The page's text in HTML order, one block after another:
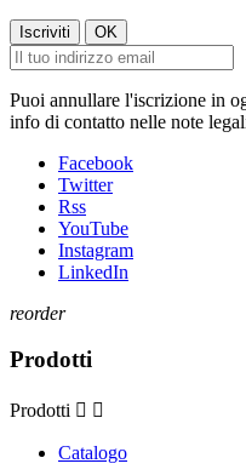
Puoi annullare l'iscrizione in
info di contatto nelle note
Facebook
Twitter
Rss
YouTube
Instagram
LinkedIn
reorder
Prodotti
Prodotti  
Catalogo